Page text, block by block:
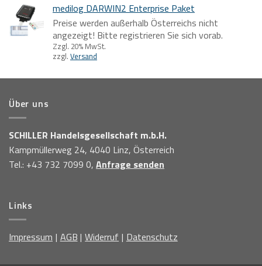
medilog DARWIN2 Enterprise Paket
Preise werden außerhalb Österreichs nicht
angezeigt! Bitte registrieren Sie sich vorab.
Zzgl. 20% MwSt.
zzgl. Versand
Über uns
SCHILLER Handelsgesellschaft m.b.H.
Kampmüllerweg 24, 4040 Linz, Österreich
Tel.: +43 732 7099 0, Anfrage senden
Links
Impressum AGB Widerruf Datenschutz